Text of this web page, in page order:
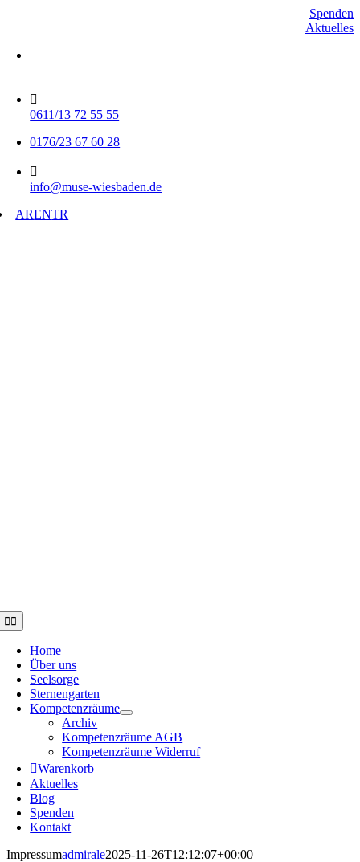
Spenden
Aktuelles
0611/13 72 55 55
0176/23 67 60 28
info@muse-wiesbaden.de
ARENTR
Toggle
Navigation
Home
Über uns
Seelsorge
Sternengarten
Kompetenzräume
Archiv
Kompetenzräume AGB
Kompetenzräume Widerruf
Warenkorb
Aktuelles
Blog
Spenden
Kontakt
Impressumadmirale2025-11-26T12:12:07+00:00